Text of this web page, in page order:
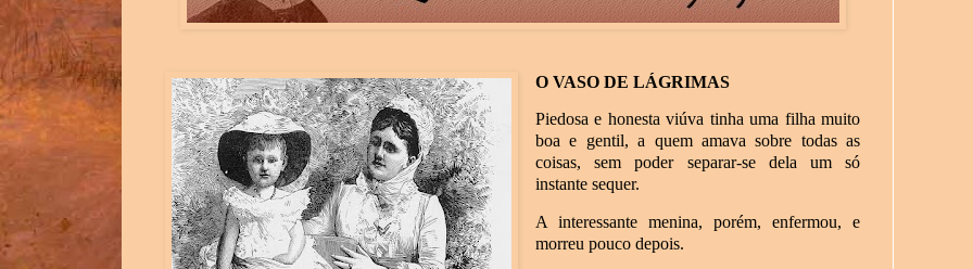
O VASO DE LÁGRIMAS
Piedosa e honesta viúva tinha uma filha muito
boa e gentil, a quem amava sobre todas as
coisas, sem poder separar-se dela um só
instante sequer.
A interessante menina, porém, enfermou, e
morreu pouco depois.